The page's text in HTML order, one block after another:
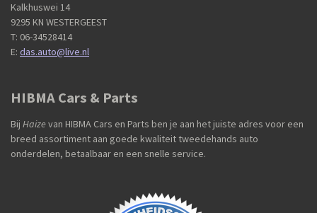
Kalkhuswei 14
9295 KN WESTERGEEST
T: 06-34528414
E: das.auto@live.nl
HIBMA Cars & Parts
Bij Haizevan HIBMA Cars en Parts ben je aan het juiste adres voor een
breed assortiment aan goede kwaliteit tweedehands auto
onderdelen, betaalbaar en een snelle service.